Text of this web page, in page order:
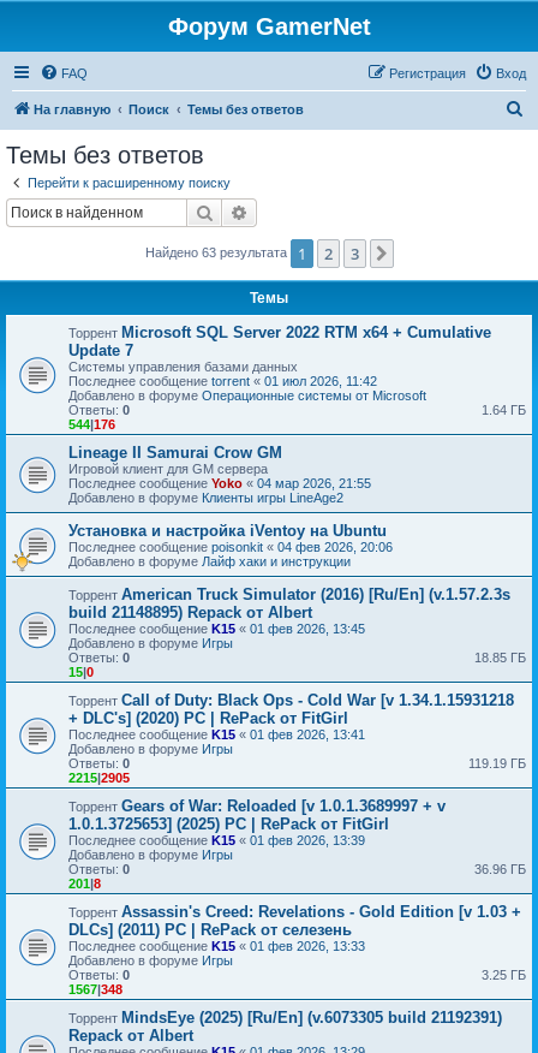
Форум GamerNet
FAQ Вход
Регистрация
На главную Поиск Темы без ответов
Темы без ответов
Перейти к расширенному поиску
Поиск
Найдено 63 результата 1 2 3
Темы
Торрент Microsoft SQL Server 2022 RTM x64 + Cumulative
Update 7
Системы управления базами данных
Последнее сообщение torrent « 01 июл 2026, 11:42
Добавлено в форуме Операционные системы от Microsoft
Ответы: 0
544|176
1.64 ГБ
Lineage II Samurai Crow GM
Игровой клиент для GM сервера
Последнее сообщение Yoko « 04 мар 2026, 21:55
Добавлено в форуме Клиенты игры LineAge2
Установка и настройка iVentoy на Ubuntu
Последнее сообщение poisonkit « 04 фев 2026, 20:06
Добавлено в форуме Лайф хаки и инструкции
Торрент American Truck Simulator (2016) [Ru/En] (v.1.57.2.3s
build 21148895) Repack от Albert
Последнее сообщение K15 « 01 фев 2026, 13:45
Добавлено в форуме Игры
Ответы: 0
15|0
18.85 ГБ
Торрент Call of Duty: Black Ops - Cold War [v 1.34.1.15931218
+ DLC's] (2020) PC | RePack от FitGirl
Последнее сообщение K15 « 01 фев 2026, 13:41
Добавлено в форуме Игры
Ответы: 0
2215|2905
119.19 ГБ
Торрент Gears of War: Reloaded [v 1.0.1.3689997 + v
1.0.1.3725653] (2025) PC | RePack от FitGirl
Последнее сообщение K15 « 01 фев 2026, 13:39
Добавлено в форуме Игры
Ответы: 0
201|8
36.96 ГБ
Торрент Assassin's Creed: Revelations - Gold Edition [v 1.03 +
DLCs] (2011) PC | RePack от селезень
Последнее сообщение K15 « 01 фев 2026, 13:33
Добавлено в форуме Игры
Ответы: 0
1567|348
3.25 ГБ
Торрент MindsEye (2025) [Ru/En] (v.6073305 build 21192391)
Repack от Albert